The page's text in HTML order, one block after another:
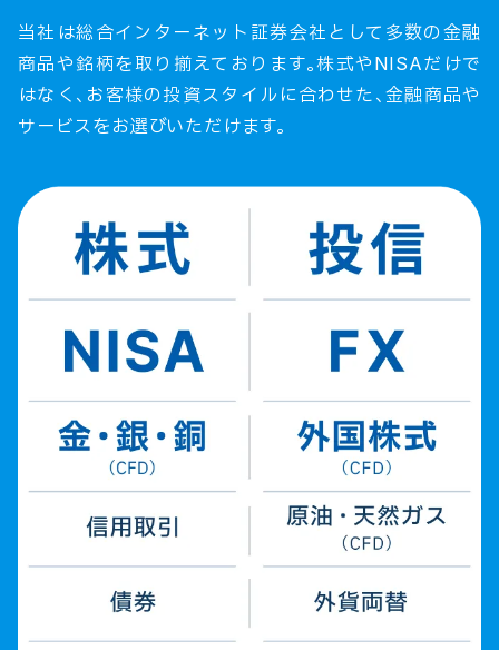
当社は総合インターネット証券会社として多数の金融
商品や銘柄を取り揃えております。株式やNISAだけで
はなく、お客様の投資スタイルに合わせた、金融商品や
サービスをお選びいただけます。